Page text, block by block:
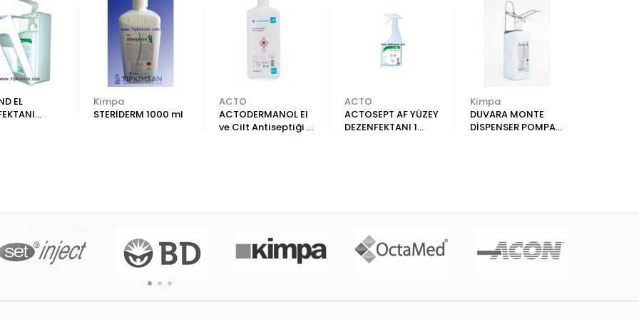
EL
Kimpa
STERİDERM 1000 ml
ACTO
ACTODERMANOL El
ve Cilt Antiseptiği 1
ACTO
ACTOSEPT AF YÜZEY
DEZENFEKTANI 1
Kimpa
DUVARA MONTE
DİSPENSER POMPALI